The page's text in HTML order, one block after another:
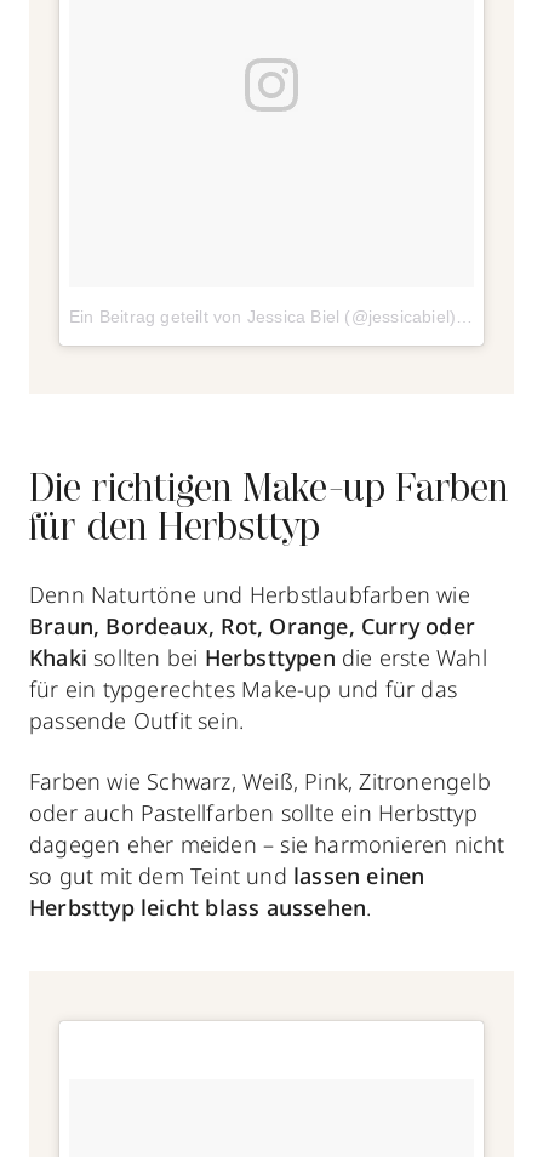
Die richtigen Make-up Farben
für den Herbsttyp
Denn Naturtöne und Herbstlaubfarben wie
Braun, Bordeaux, Rot, Orange, Curry oder
Khaki sollten bei Herbsttypen die erste Wahl
für ein typgerechtes Make-up und für das
passende Outfit sein.
Farben wie Schwarz, Weiß, Pink, Zitronengelb
oder auch Pastellfarben sollte ein Herbsttyp
dagegen eher meiden – sie harmonieren nicht
so gut mit dem Teint und lassen einen
Herbsttyp leicht blass aussehen.